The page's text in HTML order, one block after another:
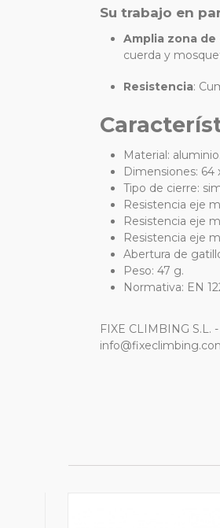
Su trabajo en
Amplia zona
cuerda y
Resistencia:
Material: aluminio.
Dimensiones: 64
Tipo de cierre:
Resistencia eje
Resistencia eje
Resistencia eje
Abertura de
Peso: 47 g.
Normativa: EN
FIXE CLIMBING S.L.